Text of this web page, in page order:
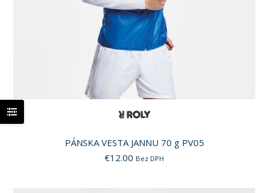
PÁNSKA VESTA JANNU 70 g PV05
€12.00 Bez DPH